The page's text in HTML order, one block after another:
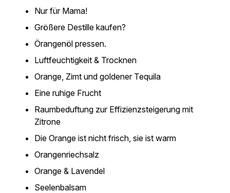
Nur für Mama!
Größere Destille kaufen?
Örangenöl pressen.
Luftfeuchtigkeit & Trocknen
Orange, Zimt und goldener Tequila
Eine ruhige Frucht
Raumbeduftung zur Effizienzsteigerung mit
Zitrone
Die Orange ist nicht frisch, sie ist warm
Orangenriechsalz
Orange & Lavendel
Seelenbalsam